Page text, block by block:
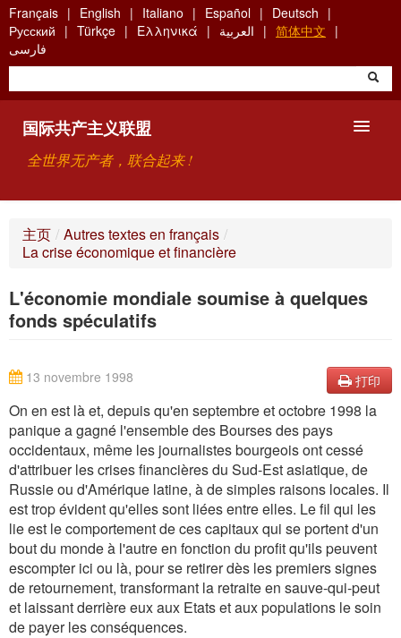
Skip
to
main
content
Français English Italiano Español
Deutsch
Русский
Türkçe Ελληνικά العربية
简体中文
فارسی
国际共产主义联盟
全世界无产者，联合起来 !
关于国际共产主义联盟（ICU）
搜索
主页 / Autres textes en français /
La crise économique et financière
L'économie mondiale soumise à quelques
fonds spéculatifs
打印
13 novembre 1998
On en est là et, depuis qu'en septembre et octobre 1998 la
panique a gagné l'ensemble des Bourses des pays
occidentaux, même les journalistes bourgeois ont cessé
d'attribuer les crises financières du Sud-Est asiatique, de
Russie ou d'Amérique latine, à de simples raisons locales. Il
est trop évident qu'elles sont liées entre elles. Le fil qui les
lie est le comportement de ces capitaux qui se portent d'un
bout du monde à l'autre en fonction du profit qu'ils peuvent
escompter ici ou là, pour se retirer dès les premiers signes
de retournement, transformant la retraite en sauve-qui-peut
et laissant derrière eux aux Etats et aux populations le soin
de payer les conséquences.